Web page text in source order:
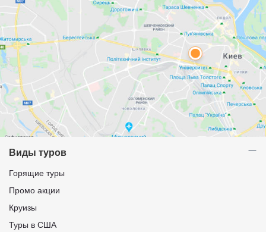
Виды туров
Горящие туры
Промо акции
Круизы
Туры в США